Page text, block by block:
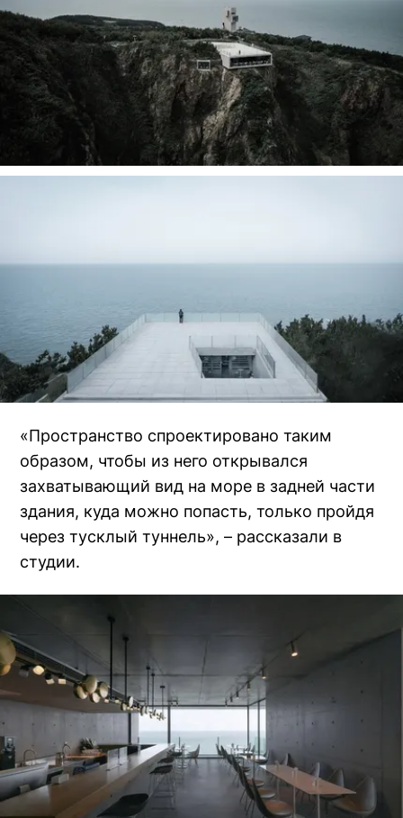
«Пространство спроектировано таким
образом, чтобы из него открывался
захватывающий вид на море в задней части
здания, куда можно попасть, только пройдя
через тусклый туннель», – рассказали в
студии.